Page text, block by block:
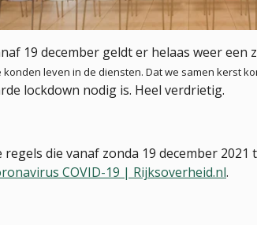
19 december geldt er helaas weer
konden leven in de diensten. Dat we samen kerst
lockdown nodig is. Heel verdrietig.
regels die vanaf zonda 19 december
COVID-19 | Rijksoverheid.nl.